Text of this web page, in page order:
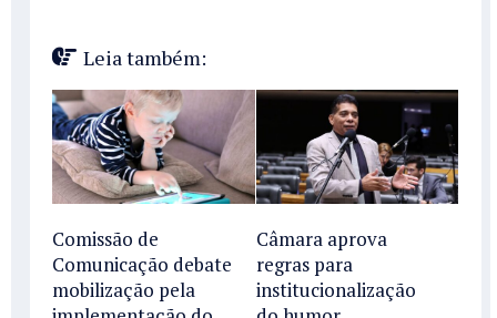
Leia também:
Comissão de
Comunicação debate
mobilização pela
Câmara aprova
regras para
institucionalização